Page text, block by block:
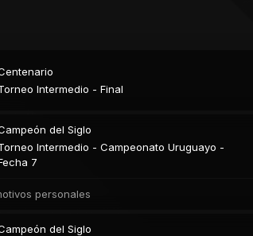
Intermedio - Final
del Siglo
Intermedio - Campeonato Uruguayo -
7
personales
del Siglo